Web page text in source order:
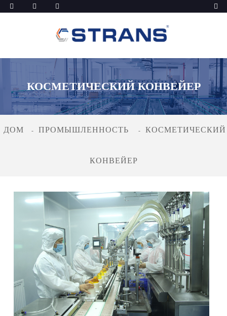
КОСМЕТИЧЕСКИЙ КОНВЕЙЕР
ДОМ ПРОМЫШЛЕННОСТЬ КОСМЕТИЧЕСКИЙ
КОНВЕЙЕР